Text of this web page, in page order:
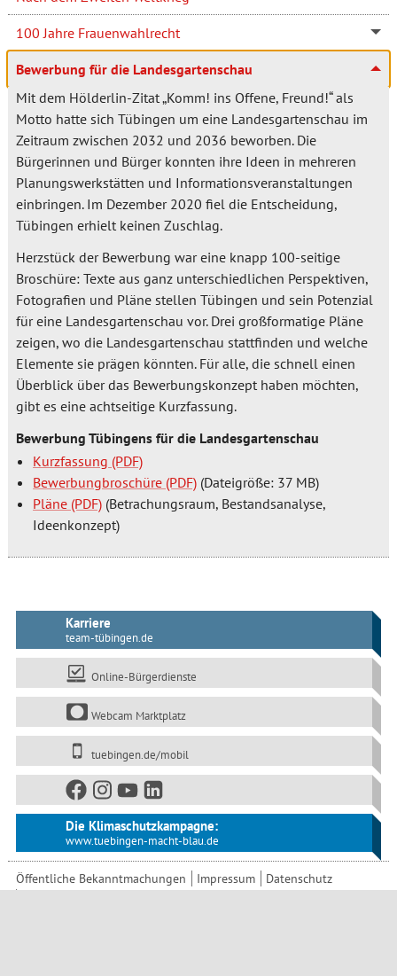
100 Jahre Frauenwahlrecht
Bewerbung für die Landesgartenschau
Mit dem Hölderlin-Zitat „Komm! ins Offene, Freund!“ als
Motto hatte sich Tübingen um eine Landesgartenschau im
Zeitraum zwischen 2032 und 2036 beworben. Die
Bürgerinnen und Bürger konnten ihre Ideen in mehreren
Planungswerkstätten und Informationsveranstaltungen
einbringen. Im Dezember 2020 fiel die Entscheidung,
Tübingen erhielt keinen Zuschlag.
Herzstück der Bewerbung war eine knapp 100-seitige
Broschüre: Texte aus ganz unterschiedlichen Perspektiven,
Fotografien und Pläne stellen Tübingen und sein Potenzial
für eine Landesgartenschau vor. Drei großformatige Pläne
zeigen, wo die Landesgartenschau stattfinden und welche
Elemente sie prägen könnten. Für alle, die schnell einen
Überblick über das Bewerbungskonzept haben möchten,
gibt es eine achtseitige Kurzfassung.
Bewerbung Tübingens für die Landesgartenschau
Kurzfassung
Bewerbungbroschüre
(Dateigröße: 37 MB)
Pläne
(Betrachungsraum, Bestandsanalyse,
Ideenkonzept)
Karriere
team-tübingen.de
Online-Bürgerdienste
Webcam Marktplatz
tuebingen.de/mobil
Die Klimaschutzkampagne:
www.tuebingen-macht-blau.de
Öffentliche Bekanntmachungen Impressum
Datenschutz